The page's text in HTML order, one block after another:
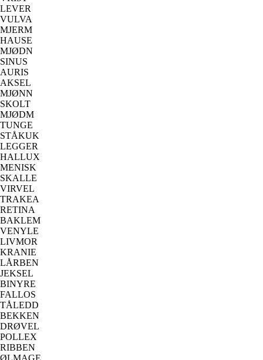
LEVER
VULVA
MJERM
HAUSE
MJØDN
SINUS
AURIS
AKSEL
MJØNN
SKOLT
MJØDM
TUNGE
STÅKUK
LEGGER
HALLUX
MENISK
SKALLE
VIRVEL
TRAKEA
RETINA
BAKLEM
VENYLE
LIVMOR
KRANIE
LÅRBEN
JEKSEL
BINYRE
FALLOS
TÅLEDD
BEKKEN
DRØVEL
POLLEX
RIBBEN
ØLMAGE